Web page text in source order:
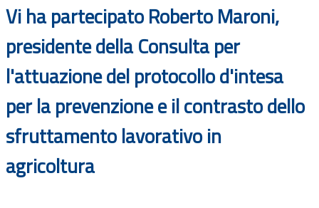
Vi ha partecipato Roberto Maroni,
presidente della Consulta per
l'attuazione del protocollo d'intesa
per la prevenzione e il contrasto dello
sfruttamento lavorativo in
agricoltura